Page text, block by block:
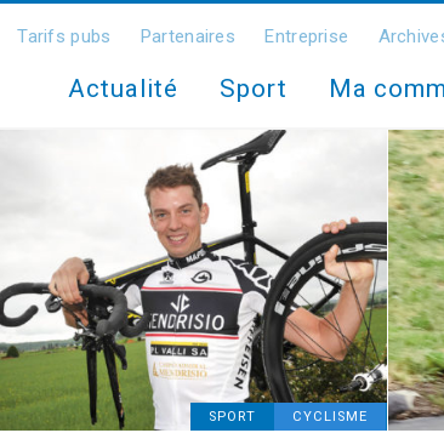
Tarifs pubs Partenaires Entreprise
Actualité Sport Ma
SPORT CYCLISME